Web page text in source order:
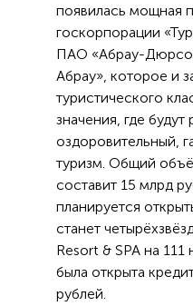
появилась мощная
госкорпорации
ПАО «Абрау-
Абрау», которое и
туристического
значения, где будут
оздоровительный,
туризм. Общий
составит 15 млрд
планируется
станет
Resort & SPA на
была открыта
рублей.